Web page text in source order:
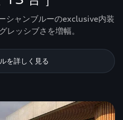
シャンブルーのexclusive内装
レッシブさを増幅。
を詳しく見る